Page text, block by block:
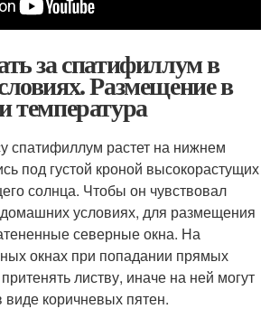
за спатифиллум в
Размещение в
температура
спатифиллум растет на нижнем
под густой кроной высокорастущих
солнца. Чтобы он чувствовал
условиях, для размещения
северные окна. На
окнах при попадании прямых
листву, иначе на ней могут
виде коричневых пятен.